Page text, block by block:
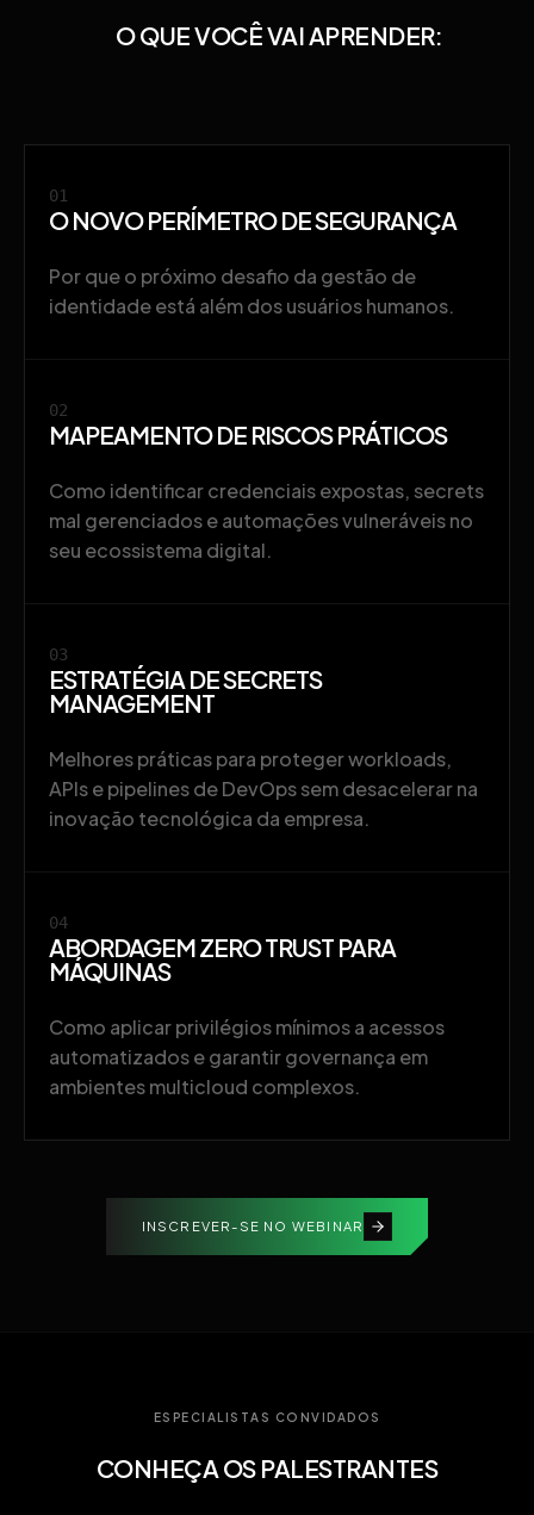
O QUE VOCÊ VAI APRENDER:
01
O NOVO PERÍMETRO DE SEGURANÇA
Por que o próximo desafio da gestão de
identidade está além dos usuários humanos.
02
MAPEAMENTO DE RISCOS PRÁTICOS
Como identificar credenciais expostas, secrets
mal gerenciados e automações vulneráveis no
seu ecossistema digital.
03
ESTRATÉGIA DE SECRETS
MANAGEMENT
Melhores práticas para proteger workloads,
APIs e pipelines de DevOps sem desacelerar na
inovação tecnológica da empresa.
04
ABORDAGEM ZERO TRUST PARA
MÁQUINAS
Como aplicar privilégios mínimos a acessos
automatizados e garantir governança em
ambientes multicloud complexos.
INSCREVER-SE NO WEBINAR
ESPECIALISTAS CONVIDADOS
CONHEÇA OS PALESTRANTES